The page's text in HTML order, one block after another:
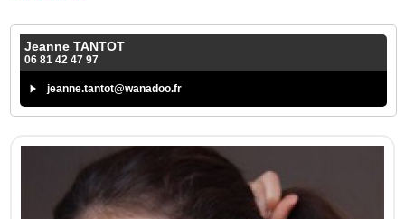
Jeanne TANTOT
06 81 42 47 97
jeanne.tantot@wanadoo.fr